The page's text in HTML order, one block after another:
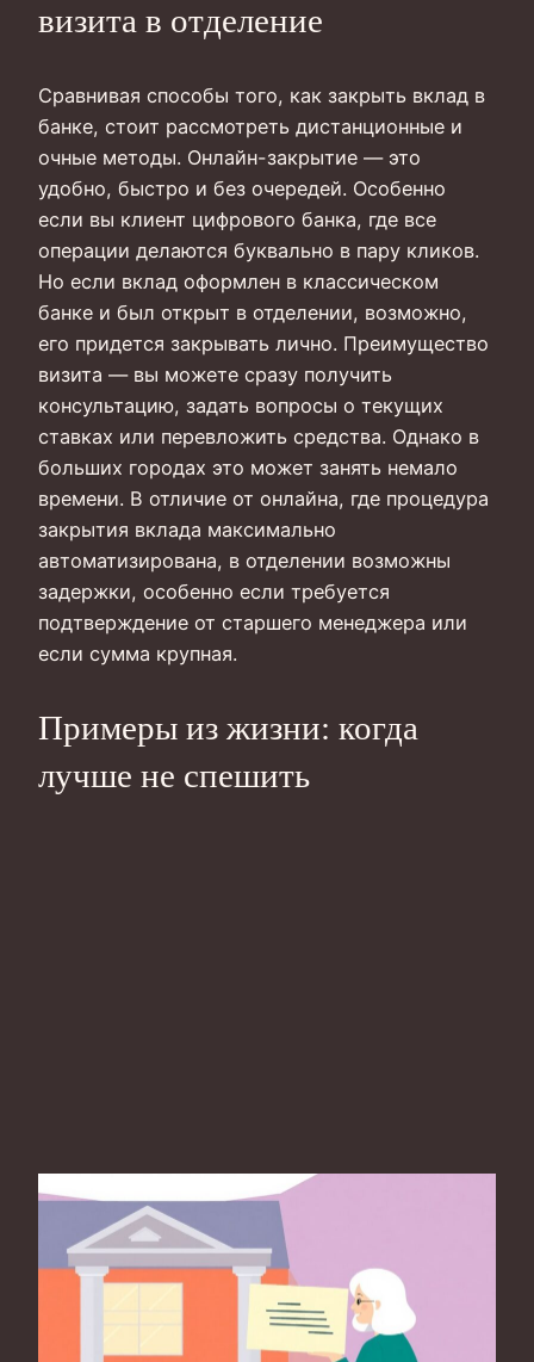
визита в отделение
Сравнивая способы того, как закрыть вклад в
банке, стоит рассмотреть дистанционные и
очные методы. Онлайн-закрытие — это
удобно, быстро и без очередей. Особенно
если вы клиент цифрового банка, где все
операции делаются буквально в пару кликов.
Но если вклад оформлен в классическом
банке и был открыт в отделении, возможно,
его придется закрывать лично. Преимущество
визита — вы можете сразу получить
консультацию, задать вопросы о текущих
ставках или перевложить средства. Однако в
больших городах это может занять немало
времени. В отличие от онлайна, где процедура
закрытия вклада максимально
автоматизирована, в отделении возможны
задержки, особенно если требуется
подтверждение от старшего менеджера или
если сумма крупная.
Примеры из жизни: когда
лучше не спешить